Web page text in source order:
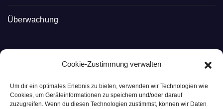
Cookie-Zustimmung verwalten
Um dir ein optimales Erlebnis zu bieten, verwenden wir Technologien wie
Cookies, um Geräteinformationen zu speichern und/oder darauf
zuzugreifen. Wenn du diesen Technologien zustimmst, können wir Daten
Überwachung
Smart Home Blog